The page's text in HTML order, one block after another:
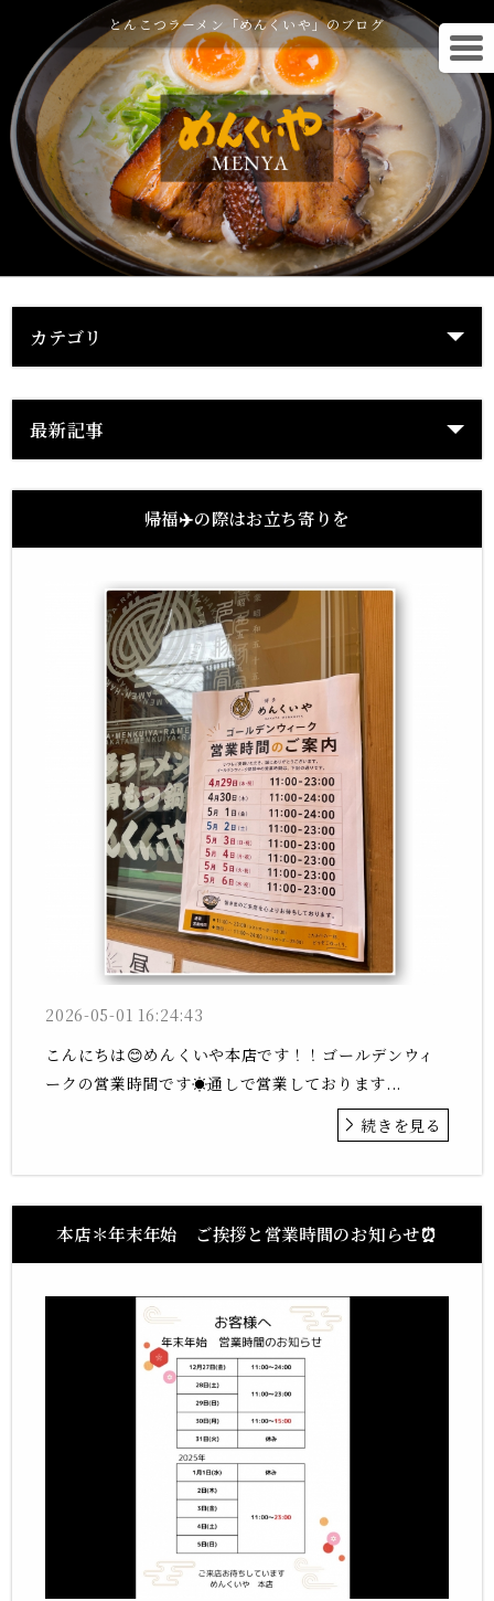
とんこつラーメン「めんくいや」のブログ
カテゴリ
最新記事
帰福✈️の際はお立ち寄りを
2026-05-01 16:24:43
こんにちは😊めんくいや本店です！！ゴールデンウィ
ークの営業時間です☀️通しで営業しております...
続きを見る
本店＊年末年始 ご挨拶と営業時間のお知らせ⏰